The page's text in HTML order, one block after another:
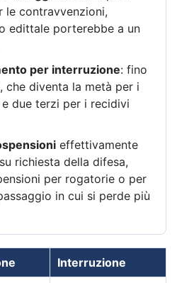
contravvenzioni,
edittale porterebbe a un
per interruzione: fino
che diventa la metà per i
due terzi per i recidivi
effettivamente
richiesta della difesa,
per rogatorie o per
in cui si perde più
Interruzione